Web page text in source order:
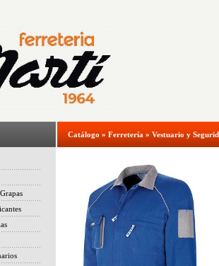
Catálogo » Ferretería » Vestuario y